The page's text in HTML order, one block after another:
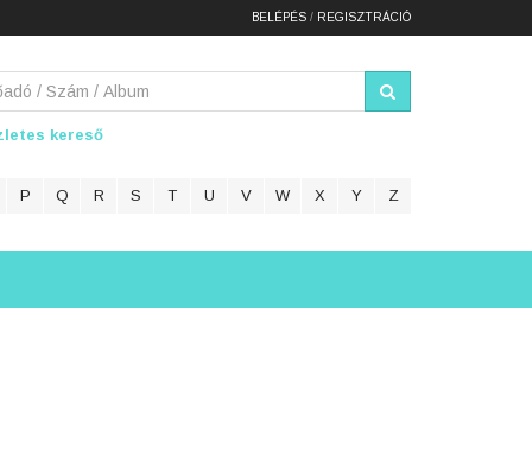
BELÉPÉS / REGISZTRÁCIÓ
kereső
P Q R S T U V W X Y Z